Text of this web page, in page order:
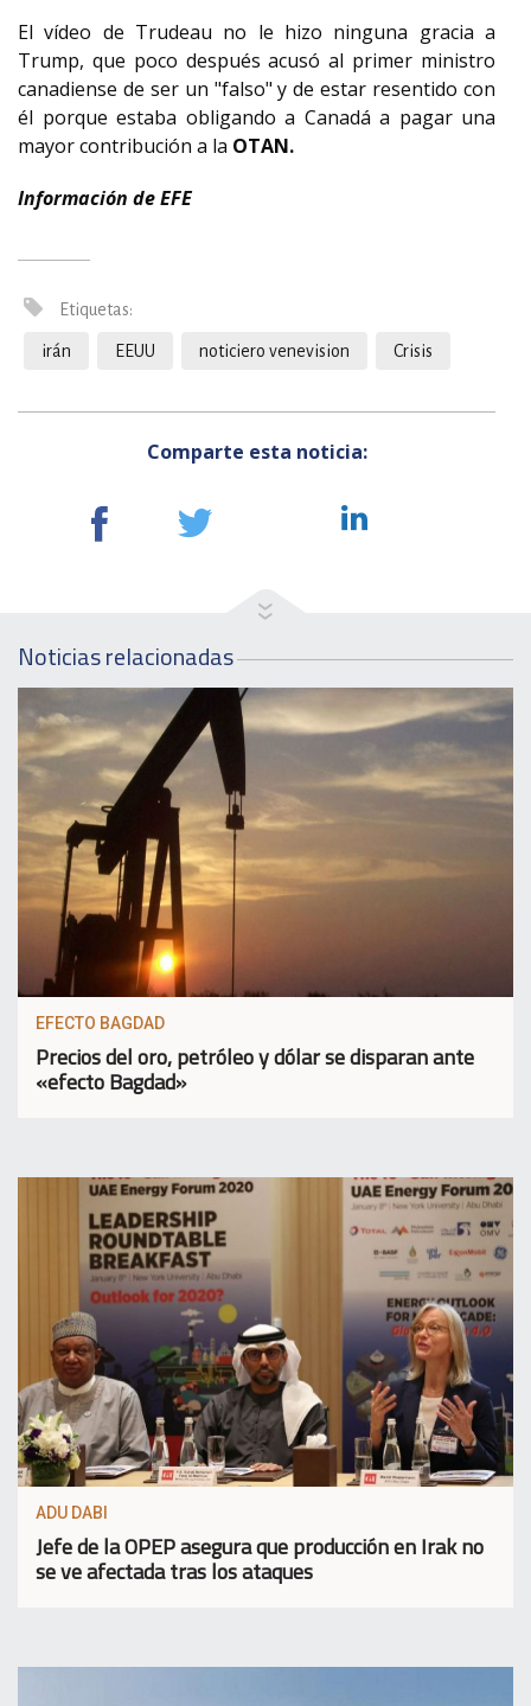
El vídeo de Trudeau no le hizo ninguna gracia a
Trump, que poco después acusó al primer ministro
canadiense de ser un "falso" y de estar resentido con
él porque estaba obligando a Canadá a pagar una
mayor contribución a la OTAN.
Información de EFE
Etiquetas:
irán EEUU noticiero venevision Crisis
Comparte esta noticia:
Noticias relacionadas
EFECTO BAGDAD
Precios del oro, petróleo y dólar se disparan ante
«efecto Bagdad»
ADU DABI
Jefe de la OPEP asegura que producción en Irak no
se ve afectada tras los ataques